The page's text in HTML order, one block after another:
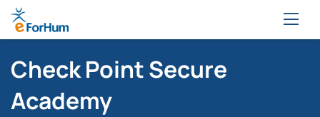
Check Point Secure
Academy